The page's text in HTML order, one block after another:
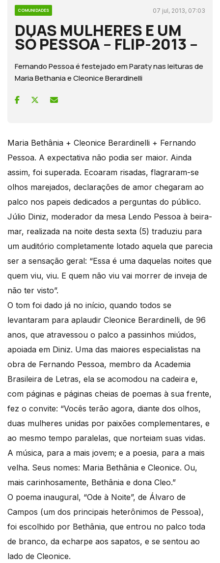
COMUNIDADES 07 jul, 2013, 07:03
DUAS MULHERES E UM
SÓ PESSOA – FLIP-2013 –
Fernando Pessoa é festejado em Paraty nas leituras de
Maria Bethania e Cleonice Berardinelli
Maria Bethânia + Cleonice Berardinelli + Fernando
Pessoa. A expectativa não podia ser maior. Ainda
assim, foi superada. Ecoaram risadas, flagraram-se
olhos marejados, declarações de amor chegaram ao
palco nos papeis dedicados a perguntas do público.
Júlio Diniz, moderador da mesa Lendo Pessoa à beira-
mar, realizada na noite desta sexta (5) traduziu para
um auditório completamente lotado aquela que parecia
ser a sensação geral: “Essa é uma daquelas noites que
quem viu, viu. E quem não viu vai morrer de inveja de
não ter visto”.
O tom foi dado já no início, quando todos se
levantaram para aplaudir Cleonice Berardinelli, de 96
anos, que atravessou o palco a passinhos miúdos,
apoiada em Diniz. Uma das maiores especialistas na
obra de Fernando Pessoa, membro da Academia
Brasileira de Letras, ela se acomodou na cadeira e,
com páginas e páginas cheias de poemas à sua frente,
fez o convite: “Vocês terão agora, diante dos olhos,
duas mulheres unidas por paixões complementares, e
ao mesmo tempo paralelas, que norteiam suas vidas.
A música, para a mais jovem; e a poesia, para a mais
velha. Seus nomes: Maria Bethânia e Cleonice. Ou,
mais carinhosamente, Bethânia e dona Cleo.”
O poema inaugural, “Ode à Noite”, de Álvaro de
Campos (um dos principais heterônimos de Pessoa),
foi escolhido por Bethânia, que entrou no palco toda
de branco, da echarpe aos sapatos, e se sentou ao
lado de Cleonice.